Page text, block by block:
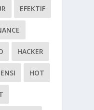
EFEKTIF
HACKER
HOT